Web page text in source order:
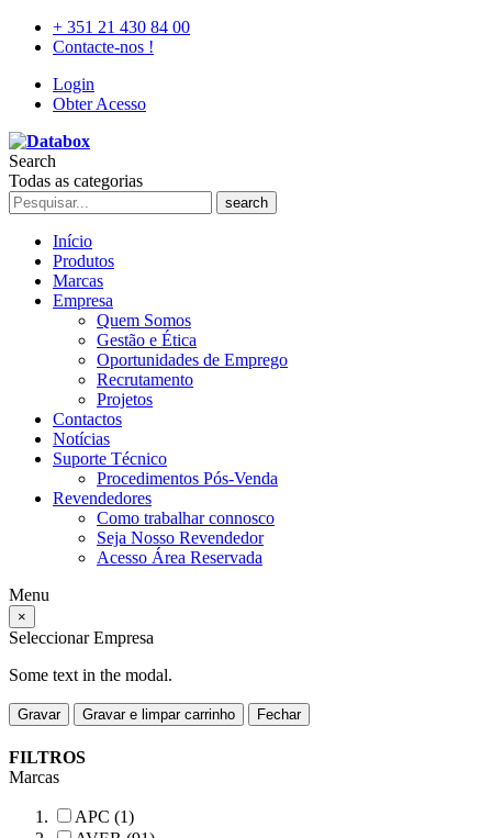
+ 351 21 430 84 00
Contacte-nos !
Login
Obter Acesso
Search
Todas as categorias
search
Início
Produtos
Marcas
Empresa
Quem Somos
Gestão e Ética
Oportunidades de Emprego
Recrutamento
Projetos
Contactos
Notícias
Suporte Técnico
Procedimentos Pós-Venda
Revendedores
Como trabalhar connosco
Seja Nosso Revendedor
Acesso Área Reservada
Menu
×
Seleccionar Empresa
Some text in the modal.
Gravar Gravar e limpar carrinho Fechar
FILTROS
Marcas
APC (1)